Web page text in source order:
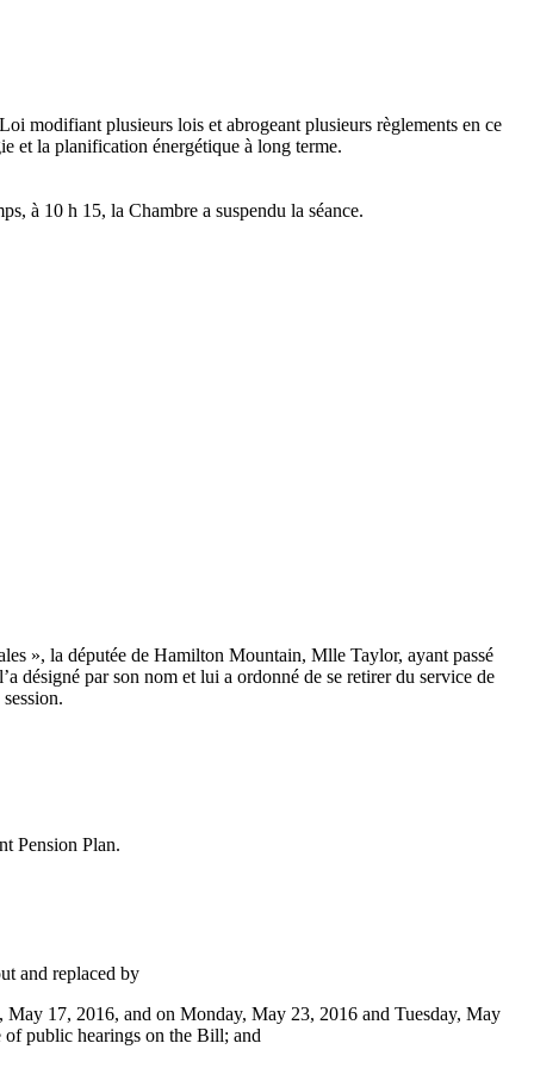
modifiant plusieurs lois et abrogeant plusieurs règlements en ce
et la planification énergétique à long terme.
à 10 h 15, la Chambre a suspendu la séance.
», la députée de Hamilton Mountain, Mlle Taylor, ayant passé
désigné par son nom et lui a ordonné de se retirer du service de
Pension Plan.
and replaced by
17, 2016, and on Monday, May 23, 2016 and Tuesday, May
public hearings on the Bill; and